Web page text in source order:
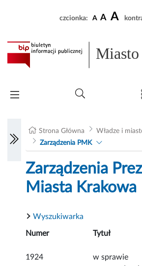
czcionka: A A A
Strona Główna Władze i
Zarządzenia PMK
Zarządzenia
Miasta Krakowa
Wyszukiwarka
Numer Tytuł
1924
w sprawie